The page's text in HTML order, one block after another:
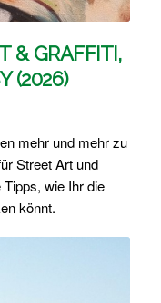
& GRAFFITI,
(2026)
mehr und mehr zu
Street Art und
wie Ihr die
könnt.